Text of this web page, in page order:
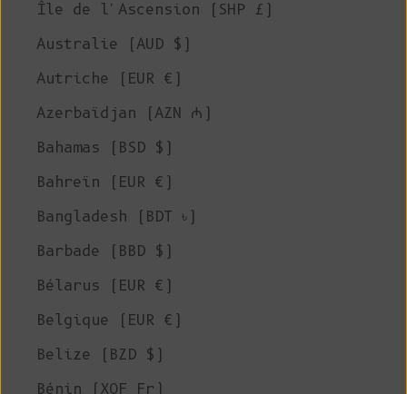
Île de l'Ascension (SHP £)
Australie (AUD $)
Autriche (EUR €)
Azerbaïdjan (AZN ₼)
Bahamas (BSD $)
Bahreïn (EUR €)
Bangladesh (BDT ৳)
Barbade (BBD $)
Bélarus (EUR €)
Belgique (EUR €)
Belize (BZD $)
Bénin (XOF Fr)